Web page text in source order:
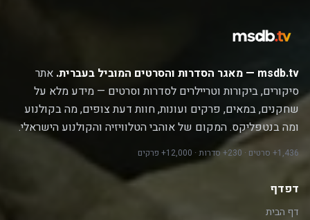
msdb.tv — מאגר הסדרות והסרטים המוביל בעברית.
אתר
סיקורים, ביקורות וטריילרים לסדרות וסרטים — מידע מלא על
שחקנים, במאים, פרקים ועונות, חוות דעת צופים, מה בקולנוע
ומה בנטפליקס. המקום של אוהבי הטלוויזיה והקולנוע הישראלי.
1,436+ סרטים · 230+ סדרות · 12,000+ פרקים
דפדף
דף הבית